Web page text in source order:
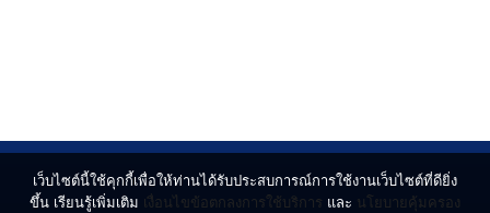
เว็บไซต์นี้ใช้คุกกี้เพื่อให้ท่านได้รับประสบการณ์การใช้งานเว็บไซต์ที่ดียิ่ง
ขึ้น เรียนรู้เพิ่มเติม เงื่อนไขข้อตกลงการใช้บริการ และ นโยบายคุ้มครอง